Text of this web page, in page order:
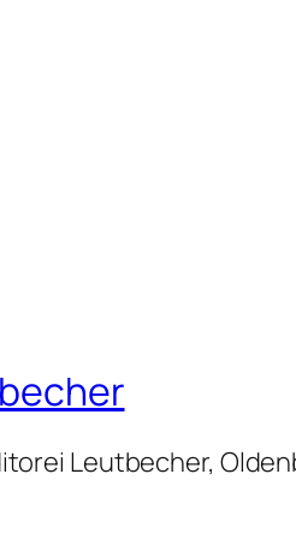
Leutbecher,